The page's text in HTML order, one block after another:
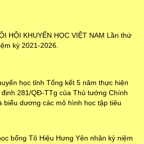
HỘI KHUYẾN HỌC VIỆT NAM Lần thứ
kỳ 2021-2026.
học tỉnh Tổng kết 5 năm thực hiện
định 281/QĐ-TTg của Thủ tướng Chính
biểu dương các mô hình học tập tiêu
bổng Tô Hiệu Hưng Yên nhân kỷ niệm